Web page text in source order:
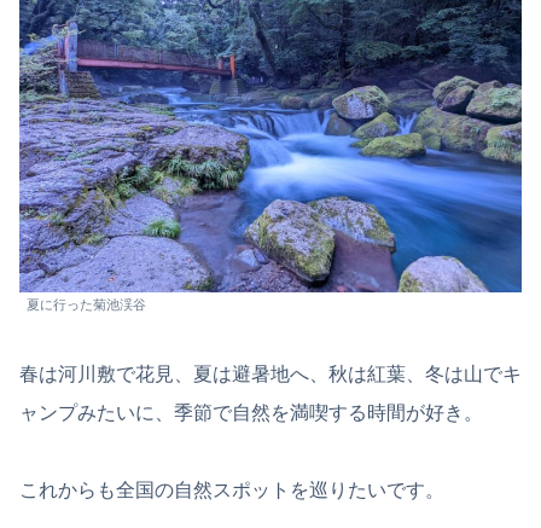
夏に行った菊池渓谷
春は河川敷で花見、夏は避暑地へ、秋は紅葉、冬は山でキ
ャンプみたいに、季節で自然を満喫する時間が好き。
これからも全国の自然スポットを巡りたいです。